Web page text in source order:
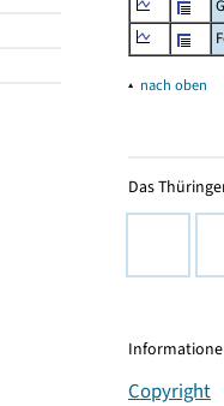
▴ nach oben
Das
Copyright